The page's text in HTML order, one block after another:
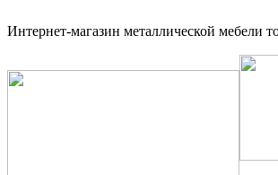
Интернет-магазин металлической мебели